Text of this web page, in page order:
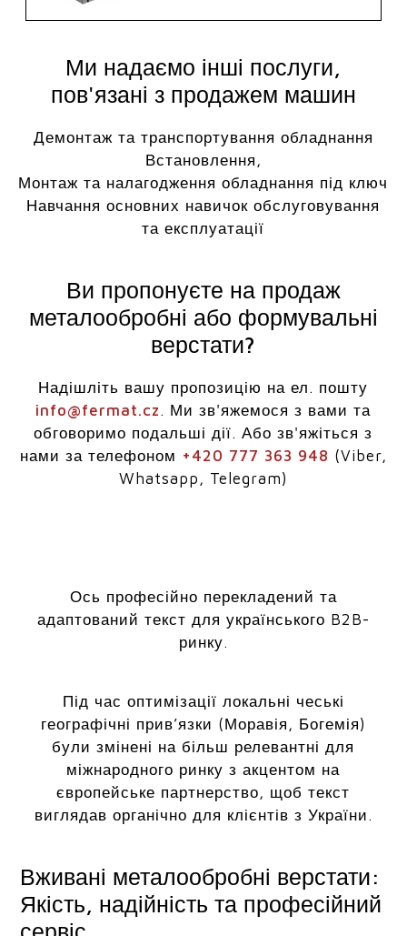
Ми надаємо інші послуги,
пов'язані з продажем машин
Демонтаж та транспортування обладнання
Встановлення,
Монтаж та налагодження обладнання під ключ
Навчання основних навичок обслуговування
та експлуатації
Ви пропонуєте на продаж
металообробні або формувальні
верстати?
Надішліть вашу пропозицію на ел. пошту
info@fermat.cz. Ми зв'яжемося з вами та
обговоримо подальші дії. Або зв'яжіться з
нами за телефоном +420 777 363 948 (Viber,
Whatsapp, Telegram)
Ось професійно перекладений та
адаптований текст для українського B2B-
ринку.
Під час оптимізації локальні чеські
географічні прив’язки (Моравія, Богемія)
були змінені на більш релевантні для
міжнародного ринку з акцентом на
європейське партнерство, щоб текст
виглядав органічно для клієнтів з України.
Вживані металообробні верстати:
Якість, надійність та професійний